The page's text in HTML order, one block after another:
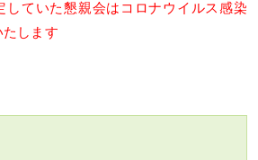
ていた懇親会はコロナウイルス感染
します